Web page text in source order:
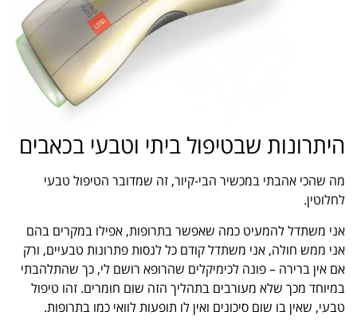
היתרונות שבטיפול ביתי וטבעי בכאבים
מה שהכי אהבתי במכשיר הבי-קיור, זה שמדובר הטיפול טבעי
לחלוטין.
אני משתדל להמעיט כמה שאפשר בתרופות, אפילו במקרים בהם
אני ממש חולה, אני משתדל קודם כל לנסות פתרונות טבעיים, ורק
אם אין ברירה – פונה לכימיקלים שהרופא רושם לי, כך שהתלהבתי
במיוחד מכך שלא מעורבים בתהליך הזה שום חומרים. זהו טיפול
טבעי, שאין בו שום סיכונים ואין לו תופעות לוואי כמו בתרופות.